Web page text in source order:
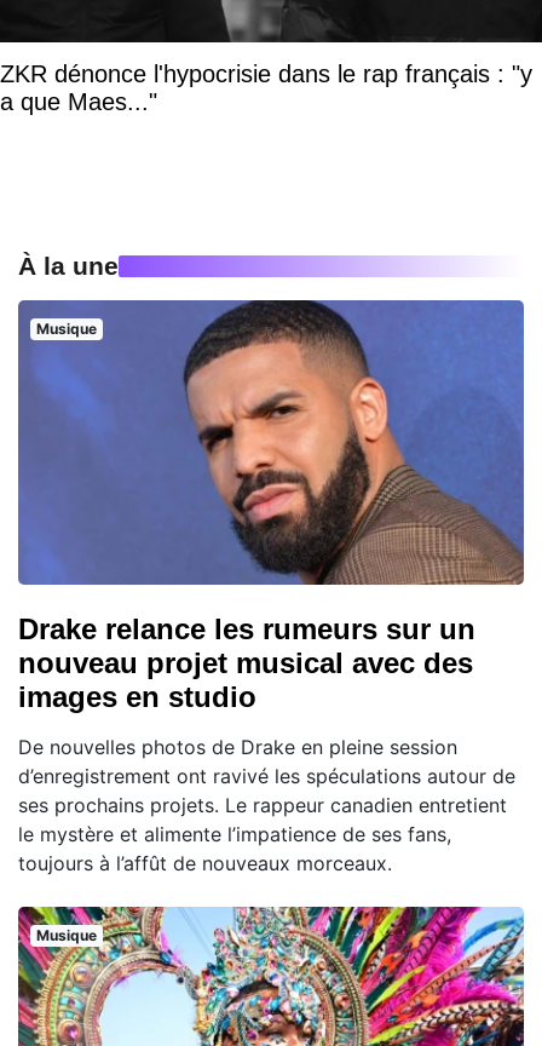
ZKR dénonce l'hypocrisie dans le rap français : "y
a que Maes..."
À la une
Musique
Drake relance les rumeurs sur un
nouveau projet musical avec des
images en studio
De nouvelles photos de Drake en pleine session
d’enregistrement ont ravivé les spéculations autour de
ses prochains projets. Le rappeur canadien entretient
le mystère et alimente l’impatience de ses fans,
toujours à l’affût de nouveaux morceaux.
Musique